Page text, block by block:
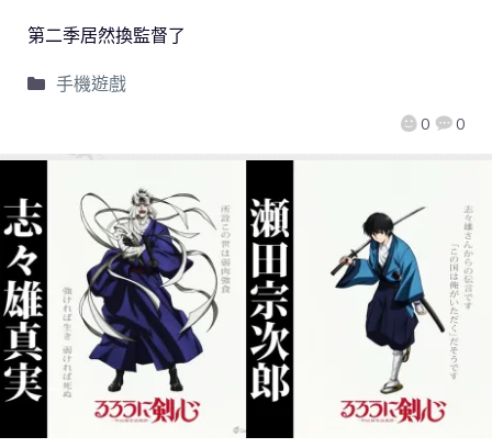
0 0
第二季居然換監督了
手機遊戲